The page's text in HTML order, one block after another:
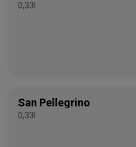
0,33l
San Pellegrino
0,33l